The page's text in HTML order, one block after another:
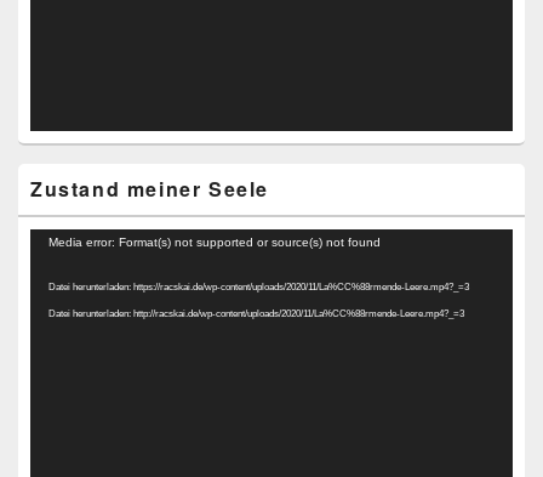
Zustand meiner Seele
Video-
Media error: Format(s) not supported or source(s) not found
Datei herunterladen: https://racskai.de/wp-content/uploads/2020/11/La%CC%88rmende-Leere.mp4?_=3
Datei herunterladen: http://racskai.de/wp-content/uploads/2020/11/La%CC%88rmende-Leere.mp4?_=3